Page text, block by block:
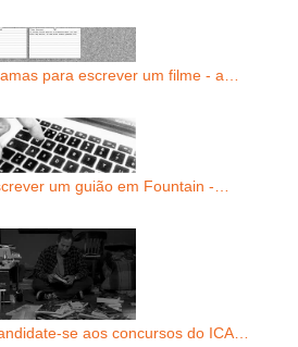
para escrever um filme - a…
um guião em Fountain -…
se aos concursos do ICA…